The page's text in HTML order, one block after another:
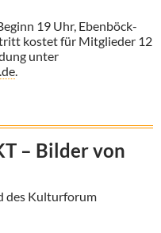
19 Uhr, Ebenböck-
kostet für Mitglieder 12
unter
.
– Bilder von
des Kulturforum